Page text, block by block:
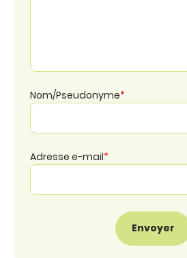
Nom/Pseudonyme*
Adresse e-mail*